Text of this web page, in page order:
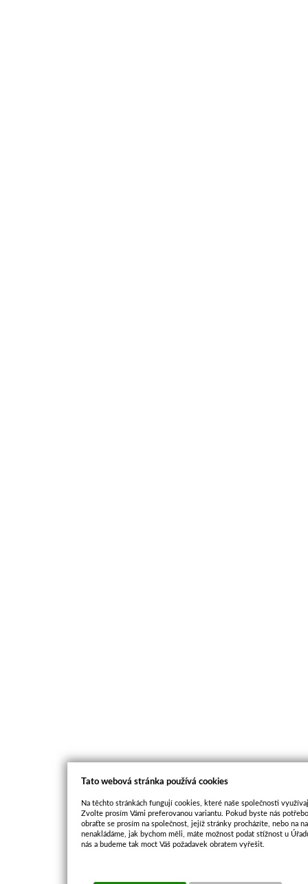
Tato webová stránka používá cookies
Na těchto stránkách fungují cookies, které naše společnosti
Zvolte prosím Vámi preferovanou variantu. Pokud byste nás
obraťte se prosím na společnost, jejíž stránky procházíte, nebo na
nenakládáme, jak bychom měli, máte možnost podat stížnost u
nás a budeme tak moct Váš požadavek obratem vyřešit.